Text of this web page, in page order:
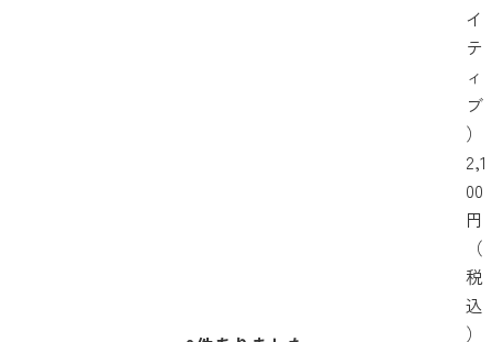
イ
テ
ィ
ブ
）
2,1
00
円
（
税
込
）